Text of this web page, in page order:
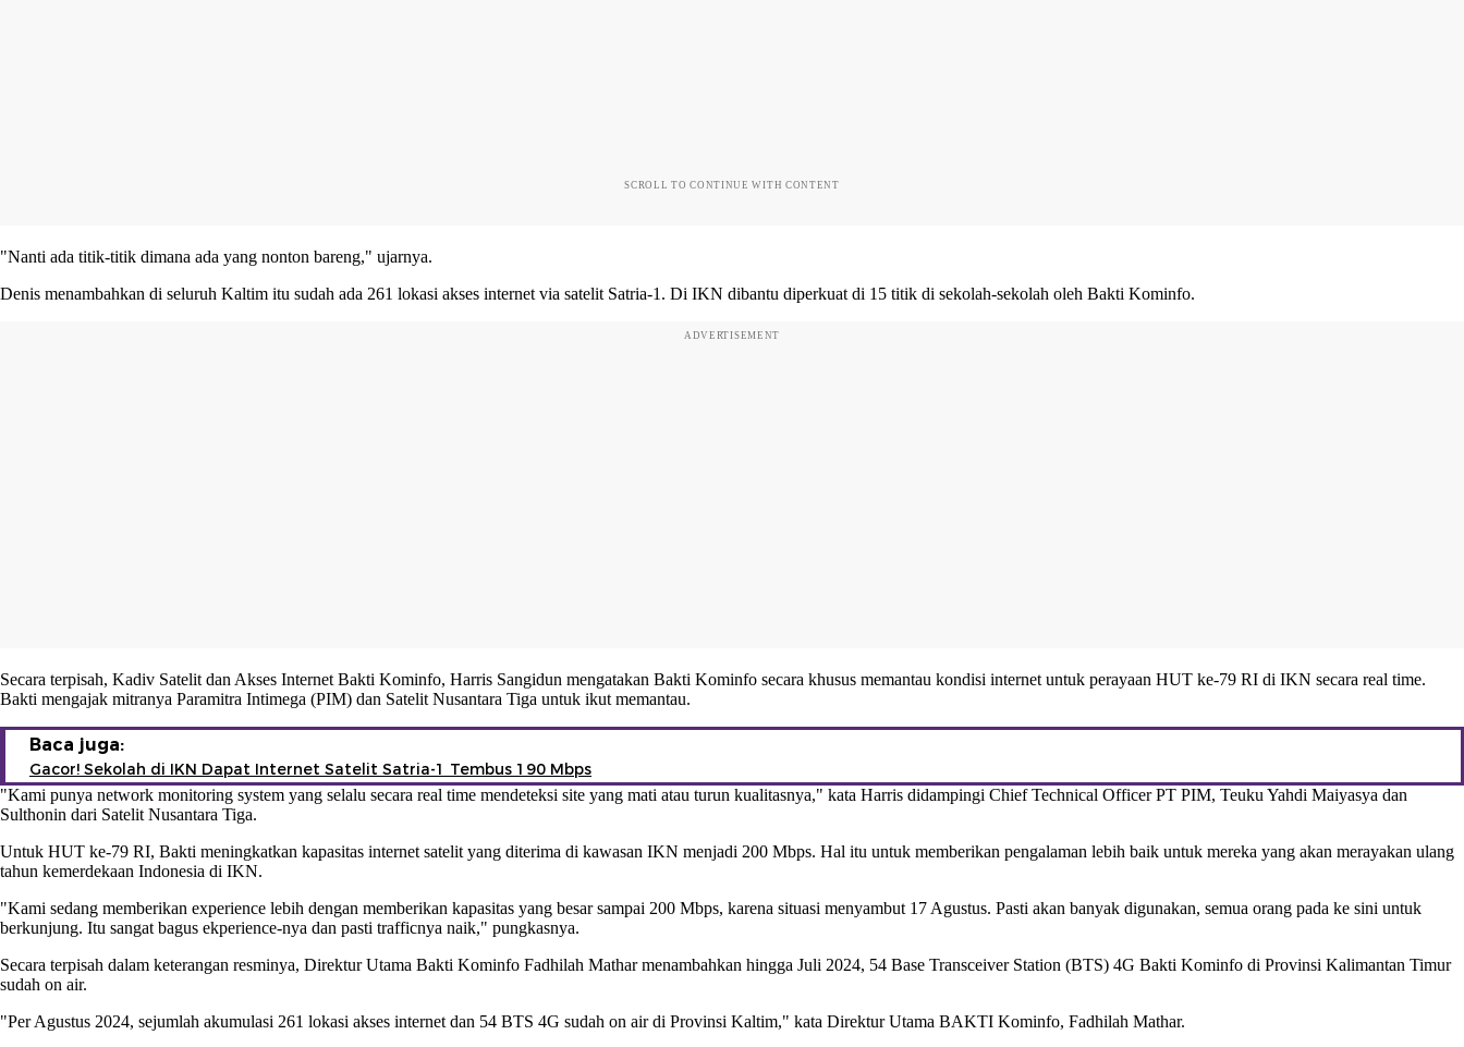
SCROLL TO CONTINUE WITH CONTENT
"Nanti ada titik-titik dimana ada yang nonton bareng," ujarnya.
Denis menambahkan di seluruh Kaltim itu sudah ada 261 lokasi akses internet via satelit Satria-1. Di IKN dibantu diperkuat di 15 titik di sekolah-sekolah oleh Bakti Kominfo.
ADVERTISEMENT
Secara terpisah, Kadiv Satelit dan Akses Internet Bakti Kominfo, Harris Sangidun mengatakan Bakti Kominfo secara khusus memantau kondisi internet untuk perayaan HUT ke-79 RI di IKN secara real time.
Bakti mengajak mitranya Paramitra Intimega (PIM) dan Satelit Nusantara Tiga untuk ikut memantau.
Baca juga:
Gacor! Sekolah di IKN Dapat Internet Satelit Satria-1 Tembus 190 Mbps
"Kami punya network monitoring system yang selalu secara real time mendeteksi site yang mati atau turun kualitasnya," kata Harris didampingi Chief Technical Officer PT PIM, Teuku Yahdi Maiyasya dan
Sulthonin dari Satelit Nusantara Tiga.
Untuk HUT ke-79 RI, Bakti meningkatkan kapasitas internet satelit yang diterima di kawasan IKN menjadi 200 Mbps. Hal itu untuk memberikan pengalaman lebih baik untuk mereka yang akan merayakan ulang
tahun kemerdekaan Indonesia di IKN.
"Kami sedang memberikan experience lebih dengan memberikan kapasitas yang besar sampai 200 Mbps, karena situasi menyambut 17 Agustus. Pasti akan banyak digunakan, semua orang pada ke sini untuk
berkunjung. Itu sangat bagus ekperience-nya dan pasti trafficnya naik," pungkasnya.
Secara terpisah dalam keterangan resminya, Direktur Utama Bakti Kominfo Fadhilah Mathar menambahkan hingga Juli 2024, 54 Base Transceiver Station (BTS) 4G Bakti Kominfo di Provinsi Kalimantan Timur
sudah on air.
"Per Agustus 2024, sejumlah akumulasi 261 lokasi akses internet dan 54 BTS 4G sudah on air di Provinsi Kaltim," kata Direktur Utama BAKTI Kominfo, Fadhilah Mathar.